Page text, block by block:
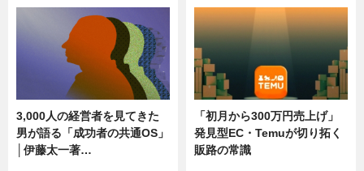
3,000人の経営者を見てきた
男が語る「成功者の共通OS」
│伊藤太一著…
「初月から300万円売上げ」
発見型EC・Temuが切り拓く
販路の常識